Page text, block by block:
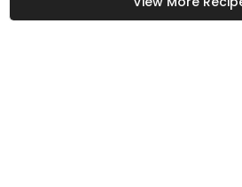
درد، ہارمونز کی خرابی کا